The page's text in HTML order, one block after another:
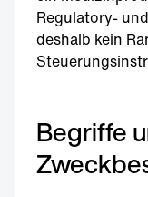
Regulatory-
deshalb kein
Begriffe